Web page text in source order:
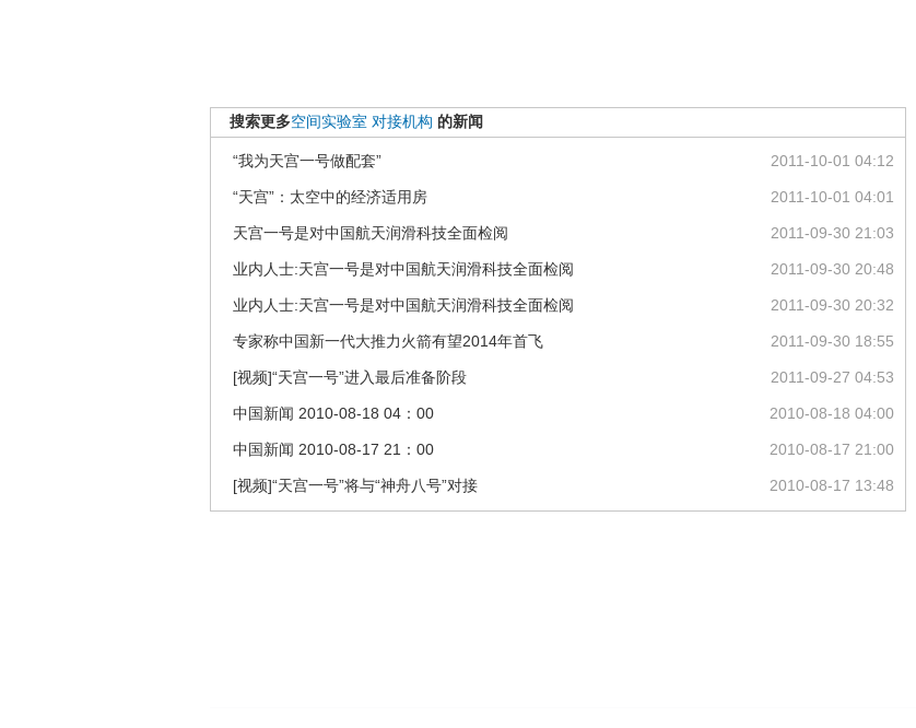
搜索更多空间实验室 对接机构 的新闻
2011-10-01 04:12
“我为天宫一号做配套”
2011-10-01 04:01
“天宫”：太空中的经济适用房
2011-09-30 21:03
天宫一号是对中国航天润滑科技全面检阅
2011-09-30 20:48
业内人士:天宫一号是对中国航天润滑科技全面检阅
2011-09-30 20:32
业内人士:天宫一号是对中国航天润滑科技全面检阅
2011-09-30 18:55
专家称中国新一代大推力火箭有望2014年首飞
2011-09-27 04:53
[视频]“天宫一号”进入最后准备阶段
2010-08-18 04:00
中国新闻 2010-08-18 04：00
2010-08-17 21:00
中国新闻 2010-08-17 21：00
2010-08-17 13:48
[视频]“天宫一号”将与“神舟八号”对接